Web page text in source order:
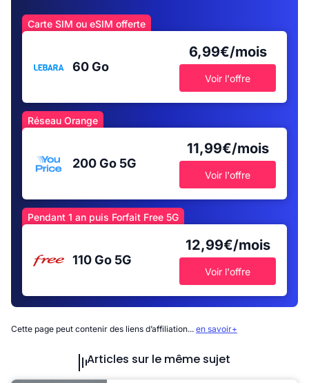
Carte SIM ou eSIM offerte
60 Go
6,99€/mois
Voir l'offre
Réseau Orange
200 Go 5G
11,99€/mois
Voir l'offre
Pendant 1 an puis Forfait Free 5G
110 Go 5G
12,99€/mois
Voir l'offre
Cette page peut contenir des liens d’affiliation... en savoir+
Articles sur le même sujet